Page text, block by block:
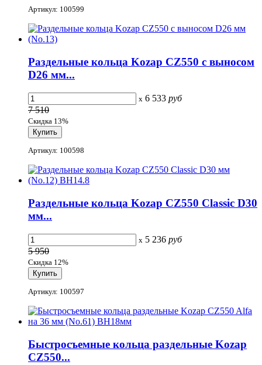
Артикул: 100599
Раздельные кольца Kozap CZ550 с выносом
D26 мм...
x 6 533 руб
7 510
Скидка 13%
Артикул: 100598
Раздельные кольца Kozap CZ550 Classic D30
мм...
x 5 236 руб
5 950
Скидка 12%
Артикул: 100597
Быстросъемные кольца раздельные Kozap
CZ550...